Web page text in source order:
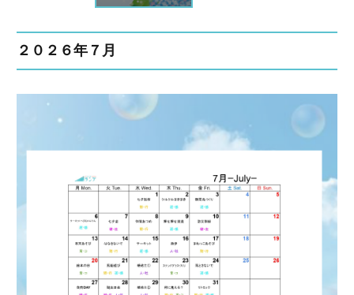
２０２６年７月